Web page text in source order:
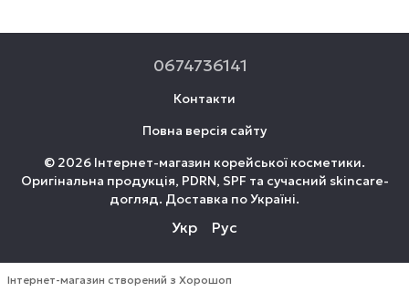
0674736141
Контакти
Повна версія сайту
© 2026 Інтернет-магазин корейської косметики.
Оригінальна продукція, PDRN, SPF та сучасний skincare-
догляд. Доставка по Україні.
Укр Рус
Інтернет-магазин створений з Хорошоп